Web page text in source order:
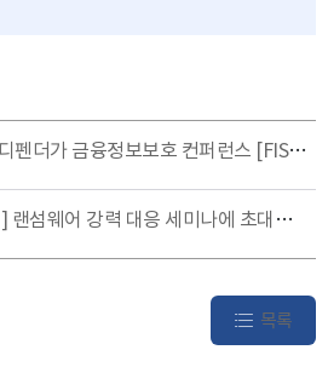
화이트디펜더가 금융정보보호 컨퍼런스 [FISCON 2023]에 참가합니다. (사전 신청 링크 공유)
[제 5회] 랜섬웨어 강력 대응 세미나에 초대합니다.(최신 동향, 피해사례, 대응 방법) [10.12.목]
목록